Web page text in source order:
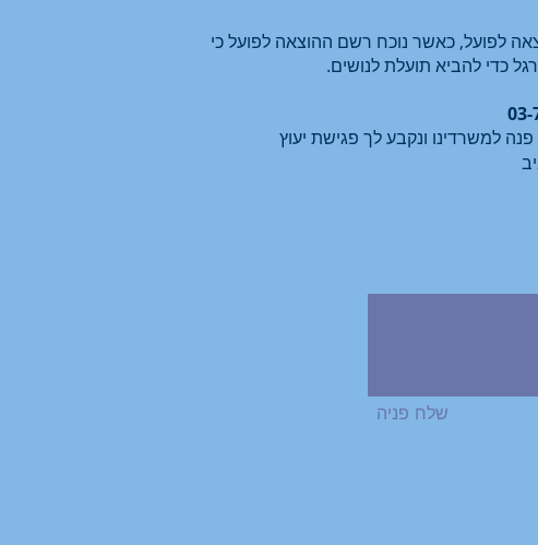
לרשם ההוצאה לפועל, באמצעות שימוש בסעיף 77א' לחוק ההוצאה לפועל, כאשר נוכח רשם ההוצאה לפועל כי
כדי להביא תועלת לנושים.
שלח פניה